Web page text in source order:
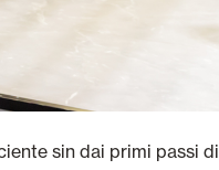
sin dai primi passi di